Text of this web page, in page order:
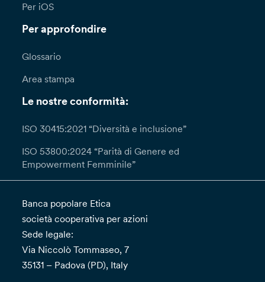
Per iOS
Per approfondire
Glossario
Area stampa
Le nostre conformità:
ISO 30415:2021 “Diversità e inclusione”
ISO 53800:2024 “Parità di Genere ed
Empowerment Femminile”
Banca popolare Etica
società cooperativa per azioni
Sede legale:
Via Niccolò Tommaseo, 7
35131 – Padova (PD), Italy